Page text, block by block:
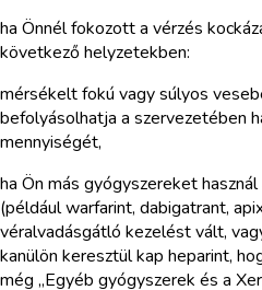
ha Önnél fokozott a vérzés
következő helyzetekben:
mérsékelt fokú vagy súlyos
befolyásolhatja a szervezetében
mennyiségét,
ha Ön más gyógyszereket
(például warfarint, dabigatrant,
véralvadásgátló kezelést vált,
kanülön keresztül kap heparint,
még „Egyéb gyógyszerek és a